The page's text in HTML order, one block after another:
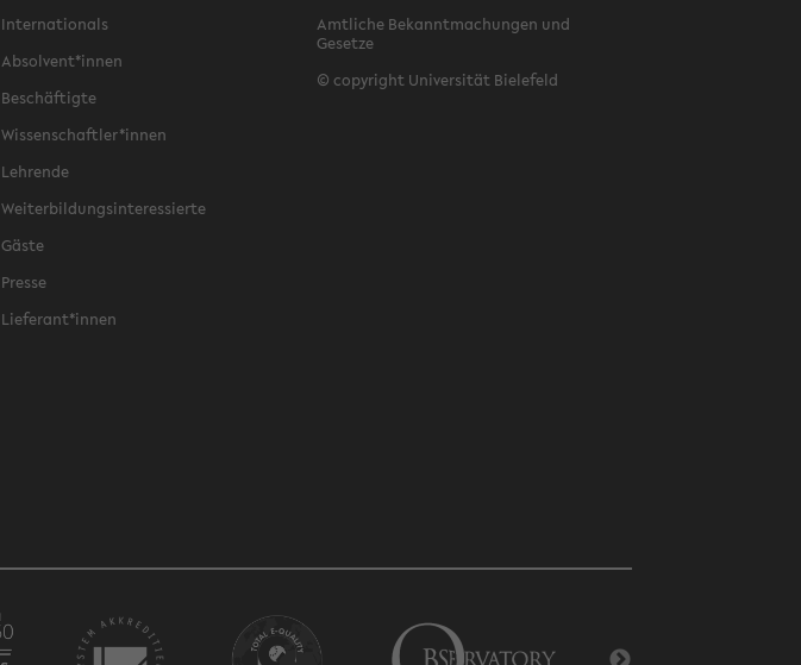
Internationals
Absolvent*innen
Beschäftigte
Wissenschaftler*innen
Lehrende
Weiterbildungsinteressierte
Gäste
Presse
Lieferant*innen
Amtliche Bekanntmachungen und
Gesetze
© copyright Universität Bielefeld